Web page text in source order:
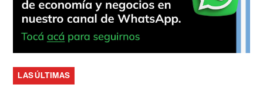
LAS ÚLTIMAS